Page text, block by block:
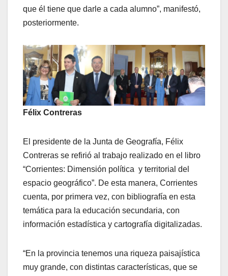
que él tiene que darle a cada alumno”, manifestó,
posteriormente.
Félix Contreras
El presidente de la Junta de Geografía, Félix
Contreras se refirió al trabajo realizado en el libro
“Corrientes: Dimensión política y territorial del
espacio geográfico”. De esta manera, Corrientes
cuenta, por primera vez, con bibliografía en esta
temática para la educación secundaria, con
información estadística y cartografía digitalizadas.
“En la provincia tenemos una riqueza paisajística
muy grande, con distintas características, que se